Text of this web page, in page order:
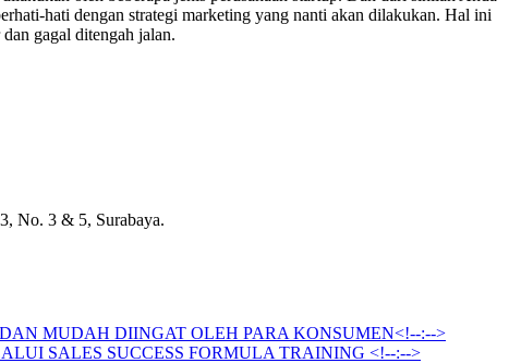
hati dengan strategi marketing yang nanti akan dilakukan. Hal ini
gagal ditengah jalan.
No. 3 & 5, Surabaya.
MUDAH DIINGAT OLEH PARA KONSUMEN<!--:-->
SALES SUCCESS FORMULA TRAINING <!--:-->